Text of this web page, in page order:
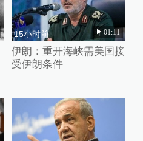
15小时前 01:11
伊朗：重开海峡需美国接
受伊朗条件